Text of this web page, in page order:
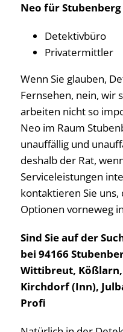
Neo für Stubenberg
Detektivbüro
Privatermittler
Wenn Sie glauben,
Fernsehen, nein, wir
arbeiten nicht so
Neo im Raum
unauffällig und
deshalb der Rat,
Serviceleistungen
kontaktieren Sie
Optionen vorneweg
Sind Sie auf der
bei 94166
Wittibreut,
Kirchdorf (Inn),
Profi